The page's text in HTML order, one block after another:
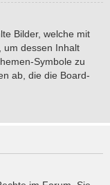
Bilder, welche mit
um dessen Inhalt
Symbole zu
ab, die die Board-